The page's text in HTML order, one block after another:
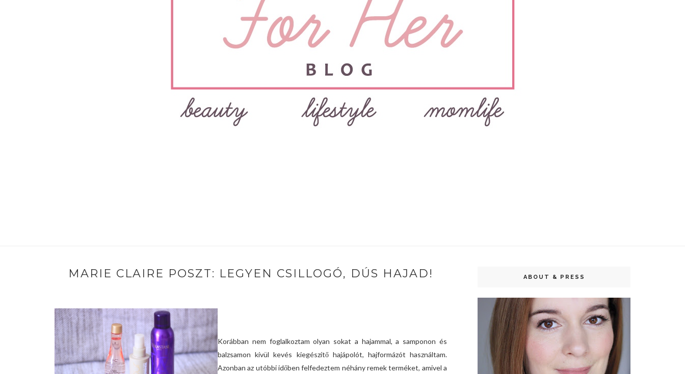
MARIE CLAIRE POSZT: LEGYEN CSILLOGÓ, DÚS HAJAD!
Korábban nem foglalkoztam olyan sokat a hajammal, a samponon és
balzsamon kívül kevés kiegészítő hajápolót, hajformázót használtam.
Azonban az utóbbi időben felfedeztem néhány remek terméket, amivel a
ABOUT & PRESS